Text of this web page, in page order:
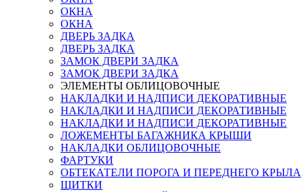
ОКНА
ОКНА
ДВЕРЬ ЗАДКА
ДВЕРЬ ЗАДКА
ЗАМОК ДВЕРИ ЗАДКА
ЗАМОК ДВЕРИ ЗАДКА
ЭЛЕМЕНТЫ ОБЛИЦОВОЧНЫЕ
НАКЛАДКИ И НАДПИСИ ДЕКОРАТИВНЫЕ
НАКЛАДКИ И НАДПИСИ ДЕКОРАТИВНЫЕ
НАКЛАДКИ И НАДПИСИ ДЕКОРАТИВНЫЕ
ЛОЖЕМЕНТЫ БАГАЖНИКА КРЫШИ
НАКЛАДКИ ОБЛИЦОВОЧНЫЕ
ФАРТУКИ
ОБТЕКАТЕЛИ ПОРОГА И ПЕРЕДНЕГО КРЫЛА
ЩИТКИ